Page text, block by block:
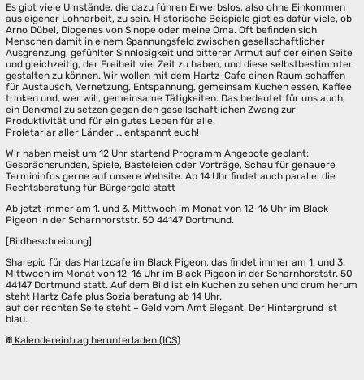
Es gibt viele Umstände, die dazu führen Erwerbslos, also ohne Einkommen
aus eigener Lohnarbeit, zu sein. Historische Beispiele gibt es dafür viele, ob
Arno Dübel, Diogenes von Sinope oder meine Oma. Oft befinden sich
Menschen damit in einem Spannungsfeld zwischen gesellschaftlicher
Ausgrenzung, gefühlter Sinnlosigkeit und bitterer Armut auf der einen Seite
und gleichzeitig, der Freiheit viel Zeit zu haben, und diese selbstbestimmter
gestalten zu können. Wir wollen mit dem Hartz-Cafe einen Raum schaffen
für Austausch, Vernetzung, Entspannung, gemeinsam Kuchen essen, Kaffee
trinken und, wer will, gemeinsame Tätigkeiten. Das bedeutet für uns auch,
ein Denkmal zu setzen gegen den gesellschaftlichen Zwang zur
Produktivität und für ein gutes Leben für alle.
Proletariar aller Länder … entspannt euch!
Wir haben meist um 12 Uhr startend Programm Angebote geplant:
Gesprächsrunden, Spiele, Basteleien oder Vorträge, Schau für genauere
Termininfos gerne auf unsere Website. Ab 14 Uhr findet auch parallel die
Rechtsberatung für Bürgergeld statt
Ab jetzt immer am 1. und 3. Mittwoch im Monat von 12-16 Uhr im Black
Pigeon in der Scharnhorststr. 50 44147 Dortmund.
[Bildbeschreibung]
Sharepic für das Hartzcafe im Black Pigeon, das findet immer am 1. und 3.
Mittwoch im Monat von 12-16 Uhr im Black Pigeon in der Scharnhorststr. 50
44147 Dortmund statt. Auf dem Bild ist ein Kuchen zu sehen und drum herum
steht Hartz Cafe plus Sozialberatung ab 14 Uhr.
auf der rechten Seite steht – Geld vom Amt Elegant. Der Hintergrund ist
blau.
Kalendereintrag herunterladen (ICS)